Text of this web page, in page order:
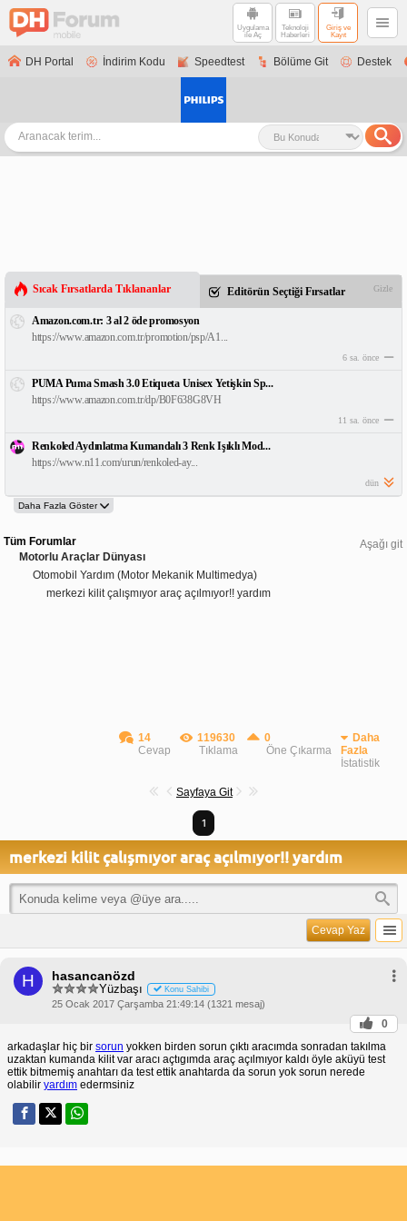
Uygulama
ile Aç
Teknoloji
Haberleri
Giriş ve
Kayıt
DH Portal İndirim Kodu Speedtest Bölüme Git Destek
Sıcak Fırsatlarda Tıklananlar Editörün Seçtiği Fırsatlar Gizle
Amazon.com.tr: 3 al 2 öde promosyon
https://www.amazon.com.tr/promotion/psp/A1...
6 sa. önce
PUMA Puma Smash 3.0 Etiqueta Unisex Yetişkin Sp...
https://www.amazon.com.tr/dp/B0F638G8VH
11 sa. önce
Renkoled Aydınlatma Kumandalı 3 Renk Işıklı Mod...
https://www.n11.com/urun/renkoled-ay...
dün
Aşağı git
Tüm Forumlar
Motorlu Araçlar Dünyası
Otomobil Yardım (Motor Mekanik Multimedya)
merkezi kilit çalışmıyor araç açılmıyor!! yardım
14
Cevap
119630
Tıklama
0
Öne Çıkarma
Daha
Fazla
İstatistik
Sayfaya Git
1
merkezi kilit çalışmıyor araç açılmıyor!! yardım
Cevap Yaz
H hasancanözd
Yüzbaşı Konu Sahibi
25 Ocak 2017 Çarşamba 21:49:14 (1321 mesaj)
0
arkadaşlar hiç bir sorun yokken birden sorun çıktı aracımda sonradan takılma
uzaktan kumanda kilit var aracı açtıgımda araç açılmıyor kaldı öyle aküyü test
ettik bitmemiş anahtarı da test ettik anahtarda da sorun yok sorun nerede
olabilir yardım edermsiniz